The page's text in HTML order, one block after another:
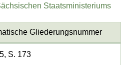
Staatsministeriums
Gliederungsnummer
S. 173